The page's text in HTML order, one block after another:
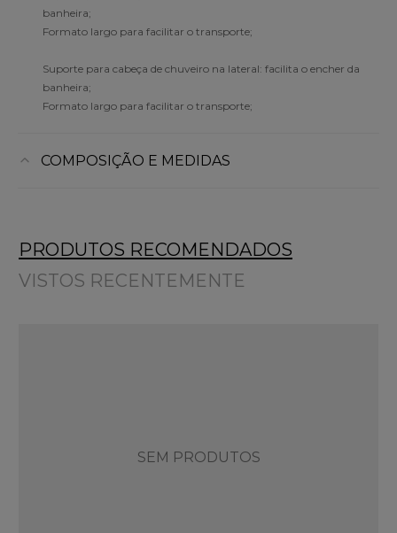
banheira;
Formato largo para facilitar o transporte;
Suporte para cabeça de chuveiro na lateral: facilita o encher da
banheira;
Formato largo para facilitar o transporte;
COMPOSIÇÃO E MEDIDAS
PRODUTOS RECOMENDADOS
VISTOS RECENTEMENTE
SEM PRODUTOS